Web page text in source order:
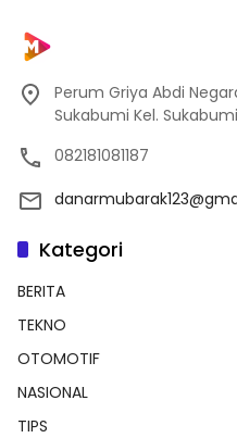
Perum Griya Abdi
Sukabumi Kel.
082181081187
Kategori
BERITA
TEKNO
OTOMOTIF
NASIONAL
TIPS